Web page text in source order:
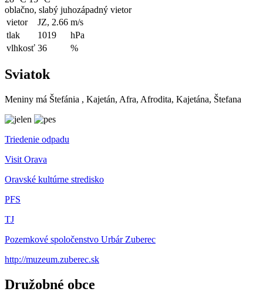
oblačno, slabý juhozápadný vietor
vietor
JZ, 2.66 m/s
tlak
1019
hPa
vlhkosť 36 %
Sviatok
Meniny má Štefánia , Kajetán, Afra, Afrodita, Kajetána, Štefana
Triedenie odpadu
Visit Orava
Oravské kultúrne stredisko
PFS
TJ
Pozemkové spoločenstvo Urbár Zuberec
http://muzeum.zuberec.sk
Družobné obce